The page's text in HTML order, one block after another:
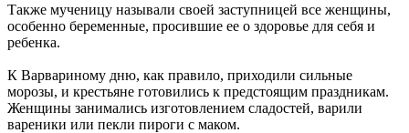
Также мученицу называли своей заступницей все женщины,
особенно беременные, просившие ее о здоровье для себя и
ребенка.
К Варвариному дню, как правило, приходили сильные
морозы, и крестьяне готовились к предстоящим праздникам.
Женщины занимались изготовлением сладостей, варили
вареники или пекли пироги с маком.